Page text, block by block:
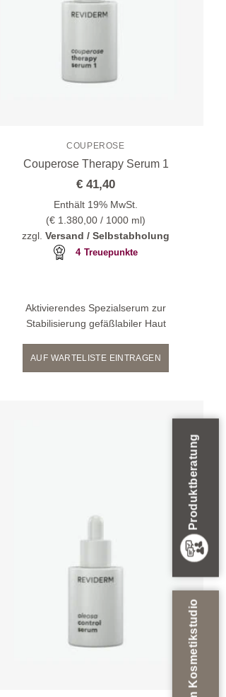
COUPEROSE
Couperose Therapy Serum 1
€ 41,40
Enthält 19% MwSt.
(€ 1.380,00/ 1000 ml)
zzgl. Versand / Selbstabholung
4 Treuepunkte
Aktivierendes Spezialserum zur
Stabilisierung gefäßlabiler Haut
AUF WARTELISTE EINTRAGEN
Wunschliste
hinzufügen
Zum Kosmetikstudio
Produktberatung